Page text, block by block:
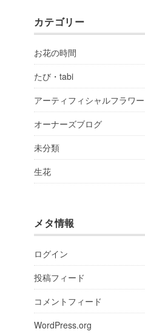
カテゴリー
お花の時間
たび・tabi
アーティフィシャルフラワー
オーナーズブログ
未分類
生花
メタ情報
ログイン
投稿フィード
コメントフィード
WordPress.org